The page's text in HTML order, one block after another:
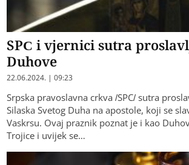
SPC i vjernici sutra
Duhove
22.06.2024. | 09:23
Srpska pravoslavna crkva /SPC/ sutra
Silaska Svetog Duha na apostole, koji se
Vaskrsu. Ovaj praznik poznat je i kao
Trojice i uvijek se…